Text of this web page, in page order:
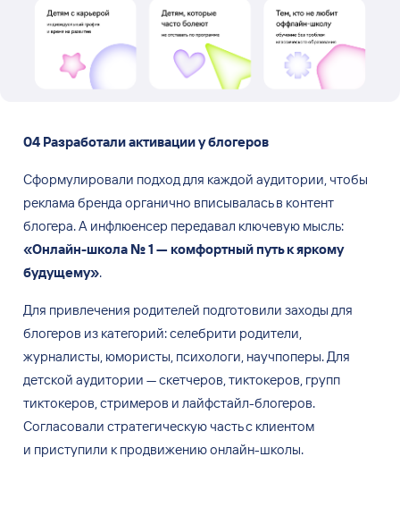
04 Разработали активации ублогеров
Сформулировали подход для каждой аудитории, чтобы
реклама бренда органично вписывалась в контент
блогера. А инфлюенсер передавал ключевую мысль:
«Онлайн-школа №1 — комфортный путь кяркому
будущему».
Для привлечения родителей подготовили заходы для
блогеров из категорий: селебрити родители,
журналисты, юмористы, психологи, научпоперы. Для
детской аудитории —скетчеров, тиктокеров, групп
тиктокеров, стримеров и лайфстайл-блогеров.
Согласовали стратегическую часть с клиентом
и приступили к продвижению онлайн-школы.